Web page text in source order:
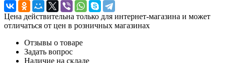
Цена действительна только для интернет-магазина и может
отличаться от цен в розничных магазинах
Отзывы о товаре
Задать вопрос
Наличие на складе